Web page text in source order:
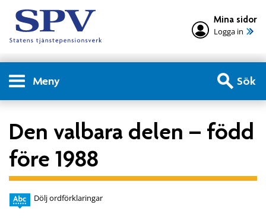
Mina sidor
Logga in
Meny Sök
Den valbara delen – född
före 1988
Dölj ordförklaringar